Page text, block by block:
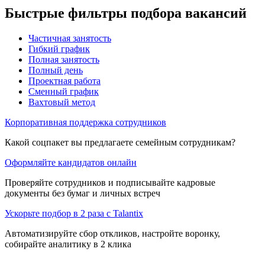
Быстрые фильтры подбора вакансий
Частичная занятость
Гибкий график
Полная занятость
Полный день
Проектная работа
Сменный график
Вахтовый метод
Корпоративная поддержка сотрудников
Какой соцпакет вы предлагаете семейным сотрудникам?
Оформляйте кандидатов онлайн
Проверяйте сотрудников и подписывайте кадровые
документы без бумаг и личных встреч
Ускорьте подбор в 2 раза с Talantix
Автоматизируйте сбор откликов, настройте воронку,
собирайте аналитику в 2 клика